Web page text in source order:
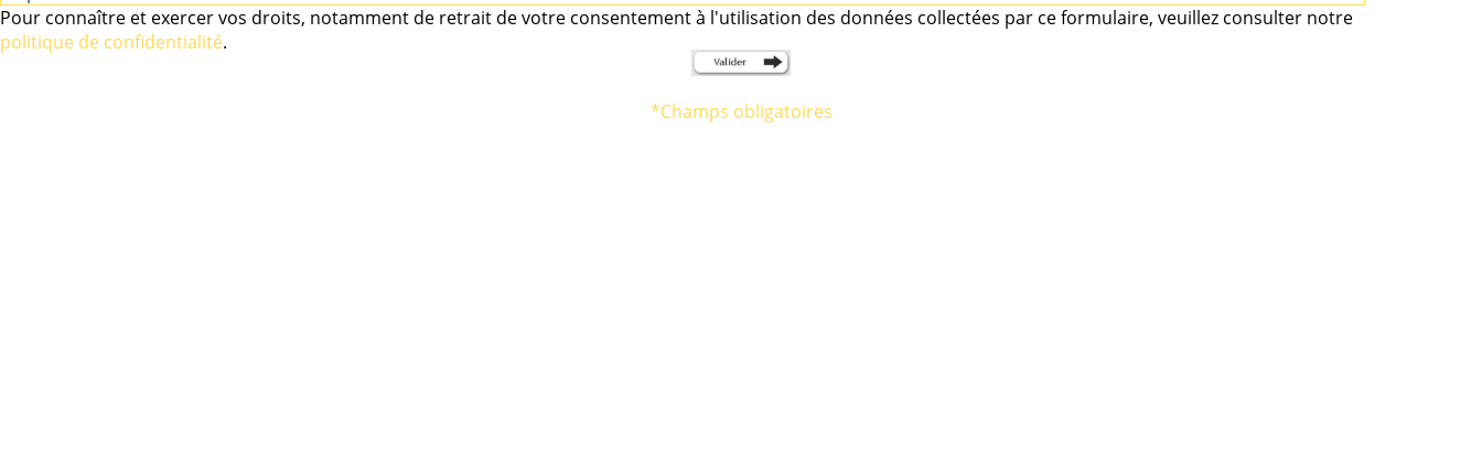
Pour connaître et exercer vos droits, notamment de retrait de votre consentement à l'utilisation des données collectées par ce formulaire, veuillez consulter notre
politique de confidentialité.
*Champs obligatoires